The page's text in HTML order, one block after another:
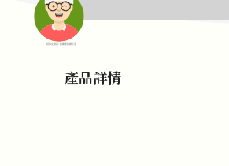
頭像生成器: 快樂家庭網上店
產品詳情